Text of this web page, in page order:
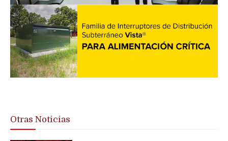
Otras Noticias